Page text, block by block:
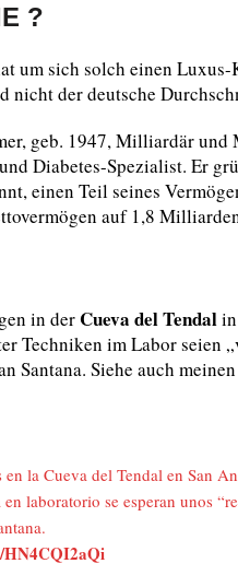
?
um sich solch einen
nicht der deutsche
geb. 1947, Milliardär
Diabetes-Spezialist. Er
einen Teil seines
auf 1,8
in derCueva del Tendal
Techniken im Labor seien
Santana. Siehe auch
la Cueva del Tendal en San
laboratorio se esperan unos